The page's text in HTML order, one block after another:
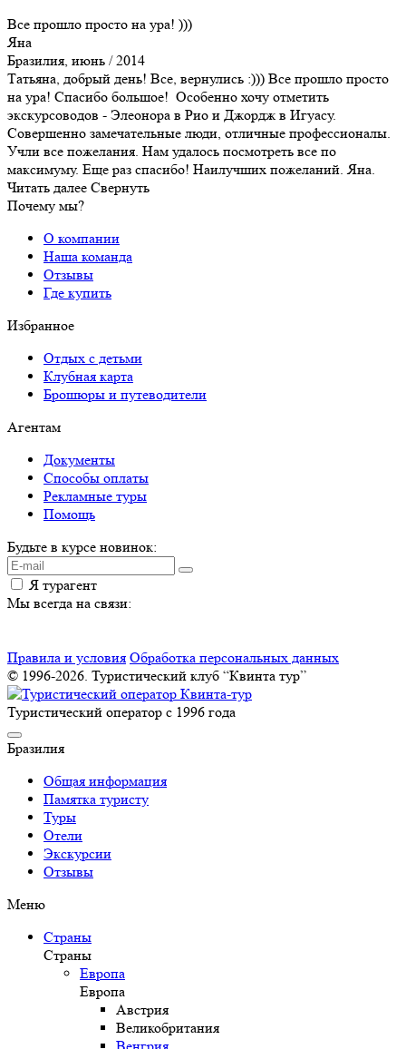
Все прошло просто на ура! )))
Яна
Бразилия, июнь / 2014
Татьяна, добрый день! Все, вернулись :))) Все прошло просто
на ура! Спасибо большое! Особенно хочу отметить
экскурсоводов - Элеонора в Рио и Джордж в Игуасу.
Совершенно замечательные люди, отличные профессионалы.
Учли все пожелания. Нам удалось посмотреть все по
максимуму. Еще раз спасибо! Наилучших пожеланий. Яна.
Читать далее Свернуть
Почему мы?
О компании
Наша команда
Отзывы
Где купить
Избранное
Отдых с детьми
Клубная карта
Брошюры и путеводители
Агентам
Документы
Способы оплаты
Рекламные туры
Помощь
Будьте в курсе новинок:
Я турагент
Мы всегда на связи:
Правила и условия Обработка персональных данных
© 1996-2026. Туристический клуб “Квинта тур”
Туристический оператор с 1996 года
Бразилия
Общая информация
Памятка туристу
Туры
Отели
Экскурсии
Отзывы
Меню
Страны
Страны
Европа
Европа
Австрия
Великобритания